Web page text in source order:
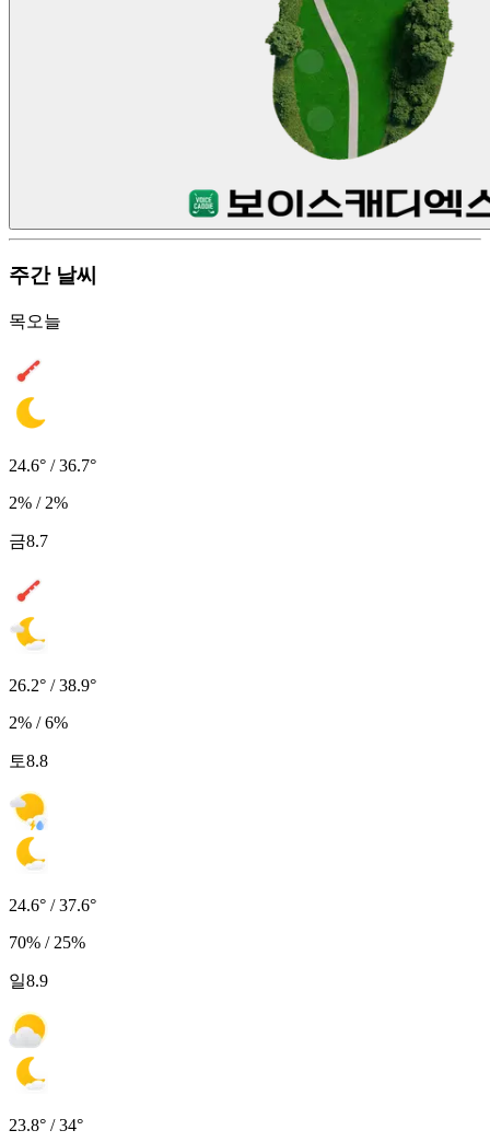
주간 날씨
목오늘
24.6° / 36.7°
2% / 2%
금8.7
26.2° / 38.9°
2% / 6%
토8.8
24.6° / 37.6°
70% / 25%
일8.9
23.8° / 34°